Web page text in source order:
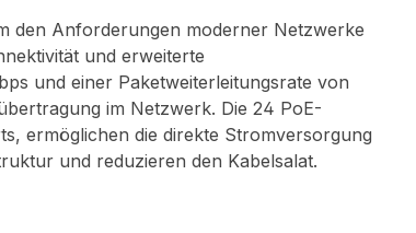
den Anforderungen moderner Netzwerke
und erweiterte
und einer Paketweiterleitungsrate von
im Netzwerk. Die 24 PoE-
ermöglichen die direkte Stromversorgung
und reduzieren den Kabelsalat.